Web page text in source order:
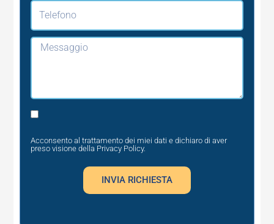
Telefono
Messaggio
Privacy
Acconsento al trattamento dei miei dati e dichiaro di aver
preso visione della Privacy Policy.
INVIA RICHIESTA